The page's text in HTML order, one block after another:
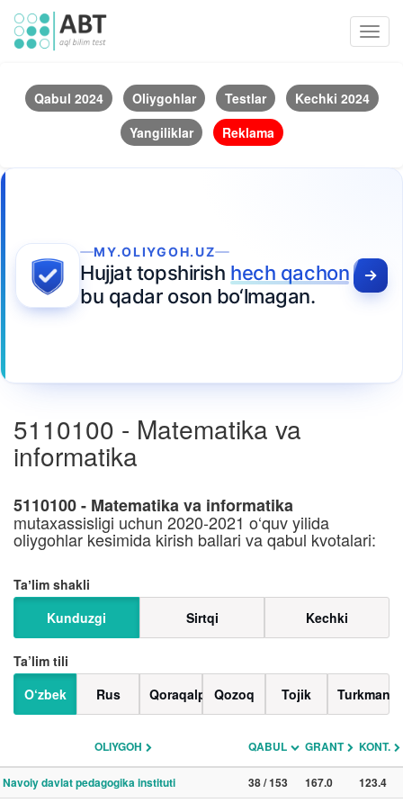
Qabul 2024 Oliygohlar Testlar
Kechki 2024
Yangiliklar
Reklama
MY.OLIYGOH.UZ
Hujjat topshirish hech qachon
bu qadar oson bo‘lmagan.
5110100 - Matematika va
informatika
5110100 - Matematika va informatika
mutaxassisligi uchun 2020-2021 o‘quv yilida
oliygohlar kesimida kirish ballari va qabul kvotalari:
Taʼlim shakli
Kunduzgi
Sirtqi Kechki
Ta’lim tili
O‘zbek
Rus QoraqalpoqQozoq Tojik Turkman
OLIYGOH QABUL GRANT KONT.
Navoiy davlat pedagogika instituti 38 / 153 167.0
123.4